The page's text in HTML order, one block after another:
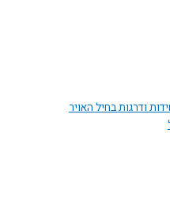
בחיל האויר